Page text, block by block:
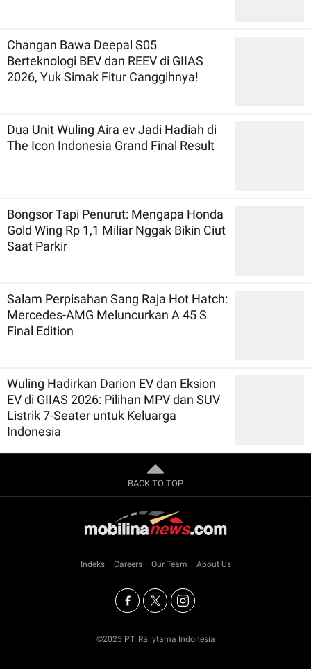
Changan Bawa Deepal S05
Berteknologi BEV dan REEV di GIIAS
2026, Yuk Simak Fitur Canggihnya!
Dua Unit Wuling Aira ev Jadi Hadiah di
The Icon Indonesia Grand Final Result
Bongsor Tapi Penurut: Mengapa Honda
Gold Wing Rp 1,1 Miliar Nggak Bikin Ciut
Saat Parkir
Salam Perpisahan Sang Raja Hot Hatch:
Mercedes-AMG Meluncurkan A 45 S
Final Edition
Wuling Hadirkan Darion EV dan Eksion
EV di GIIAS 2026: Pilihan MPV dan SUV
Listrik 7-Seater untuk Keluarga
Indonesia
BACK TO TOP
Indeks Careers Our Team About Us
©2025 PT. Rallytama Indonesia